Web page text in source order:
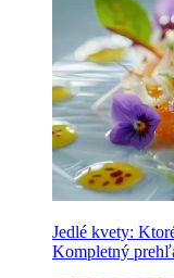
Jedlé kvety:
Kompletný